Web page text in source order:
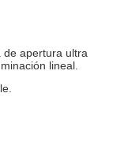
de apertura ultra
lineal.